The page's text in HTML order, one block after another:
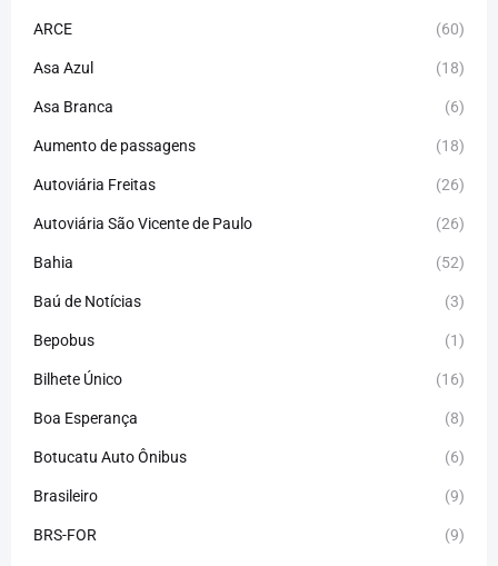
ARCE (60)
Asa Azul (18)
Asa Branca (6)
Aumento de passagens (18)
Autoviária Freitas (26)
Autoviária São Vicente de Paulo (26)
Bahia (52)
Baú de Notícias (3)
Bepobus (1)
Bilhete Único (16)
Boa Esperança (8)
Botucatu Auto Ônibus (6)
Brasileiro (9)
BRS-FOR (9)